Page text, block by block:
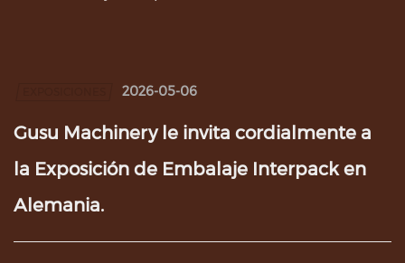
2026-05-06
Gusu Machinery le invita cordialmente a
la Exposición de Embalaje Interpack en
Alemania.